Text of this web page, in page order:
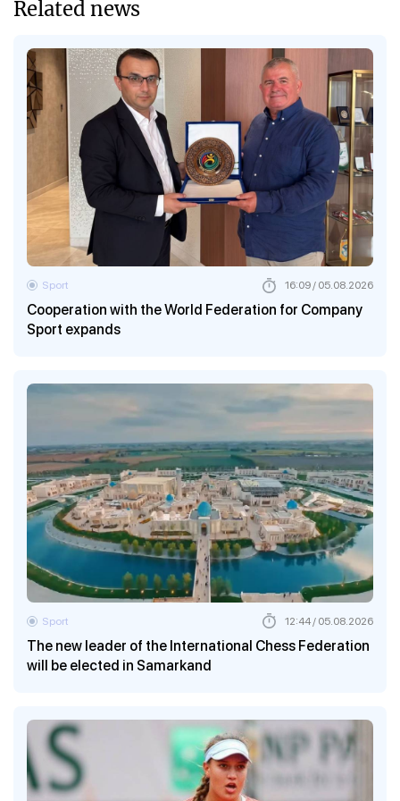
Related news
Cooperation with the World Federation for Company
Sport expands
Sport 16:09 / 05.08.2026
The new leader of the International Chess Federation
will be elected in Samarkand
Sport 12:44 / 05.08.2026